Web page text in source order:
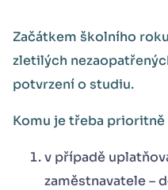
Začátkem školního
zletilých
potvrzení o studiu.
Komu je třeba
v případě
zaměstnavatele –